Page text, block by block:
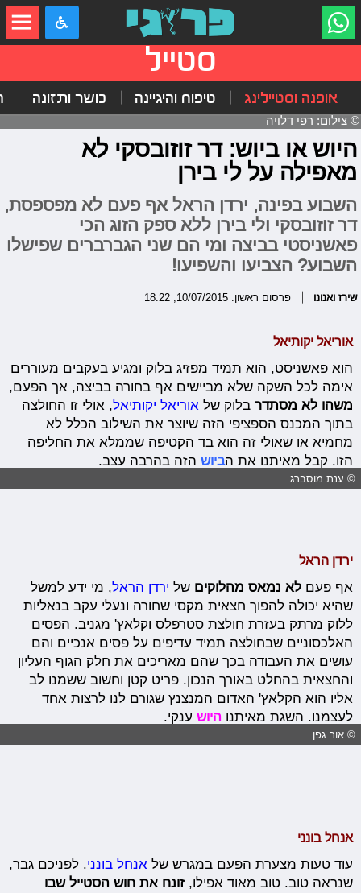
סטייל
אופנה וסטיילינג טיפוח והיגיינה כושר ותזונה
© צילום: רפי דלויה
היוש או ביוש: דר זוזובסקי לא
מאפילה על לי בירן
השבוע בפינה, ירדן הראל אף פעם לא מפספסת,
דר זוזובסקי ולי בירן ללא ספק הזוג הכי
פאשניסטי בביצה ומי הם שני הגברברים שפישלו
השבוע? הצביעו והשפיעו!
שירז ואנונו פרסום ראשון: 10/07/2015, 18:22
אוריאל יקותיאל
הוא פאשניסט, הוא תמיד מפזיג בלוק ומגיע בעקבים מעוררים
אימה לכל השקה שלא מביישים אף בחורה בביצה, אך הפעם,
משהו לא מסתדר בלוק של אוריאל יקותיאל, אולי זו החולצה
בתוך המכנס הספציפי הזה שיוצר את השילוב הכלל לא
מחמיא או שאולי זה הוא בד הקטיפה שממלא את החליפה
הזו. קבל מאיתנו את הביוש הזה בהרבה עצב.
© ענת מוסברג
ירדן הראל
אף פעםלא נמאס מהלוקיםשל ירדן הראל, מי ידע למשל
שהיא יכולה להפוך חצאית מקסי שחורה ונעלי עקב בנאליות
ללוק מרתק בעזרת חולצת סטרפלס וקלאץ' מגניב. הפסים
האלכסוניים שבחולצה תמיד עדיפים על פסים אנכיים והם
עושים את העבודה בכך שהם מאריכים את חלק הגוף העליון
והחצאית בהחלט באורך הנכון. פריט קטן וחשוב ששמנו לב
אליו הוא הקלאץ' האדום המנצנץ שגורם לנו לרצות אחד
לעצמנו. השגת מאיתנוהיוש ענקי.
© אור גפן
אנחל בונני
עוד טעות מצערת הפעם במגרש שלאנחל בונני. לפניכם גבר,
שנראה טוב. טוב מאוד אפילו,זונח את חוש הסטייל שבו